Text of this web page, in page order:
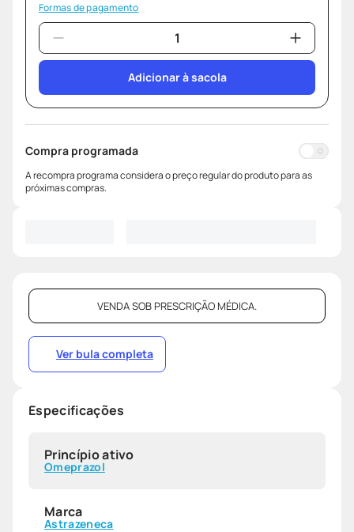
Formas de pagamento
Adicionar à sacola
Compra programada
A recompra programa considera o preço regular do produto para as
próximas compras.
VENDA SOB PRESCRIÇÃO MÉDICA.
Ver bula completa
Especificações
Princípio ativo
Omeprazol
Marca
Astrazeneca